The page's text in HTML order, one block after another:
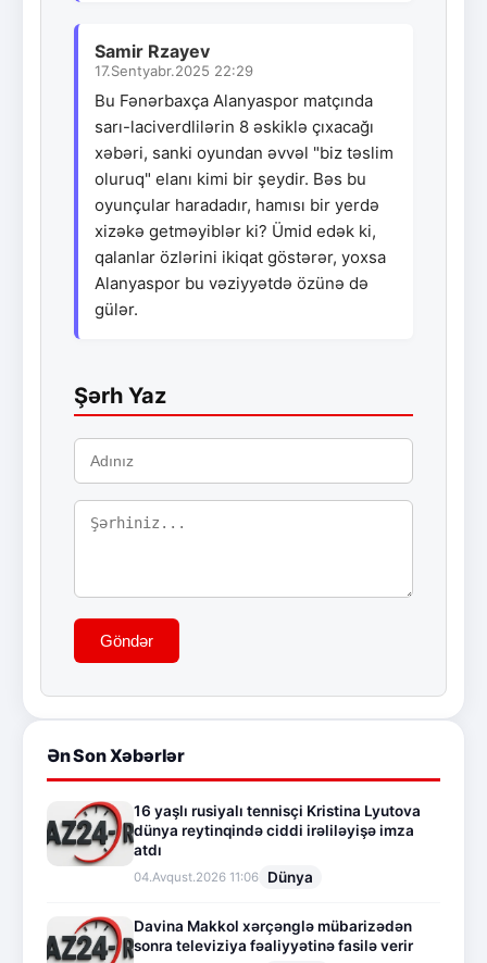
Samir Rzayev
17.Sentyabr.2025 22:29
Bu Fənərbaxça Alanyaspor matçında
sarı-laciverdlilərin 8 əskiklə çıxacağı
xəbəri, sanki oyundan əvvəl "biz təslim
oluruq" elanı kimi bir şeydir. Bəs bu
oyunçular haradadır, hamısı bir yerdə
xizəkə getməyiblər ki? Ümid edək ki,
qalanlar özlərini ikiqat göstərər, yoxsa
Alanyaspor bu vəziyyətdə özünə də
gülər.
Şərh Yaz
Göndər
Ən Son Xəbərlər
16 yaşlı rusiyalı tennisçi Kristina Lyutova
dünya reytinqində ciddi irəliləyişə imza
atdı
04.Avqust.2026 11:06 Dünya
Davina Makkol xərçənglə mübarizədən
sonra televiziya fəaliyyətinə fasilə verir